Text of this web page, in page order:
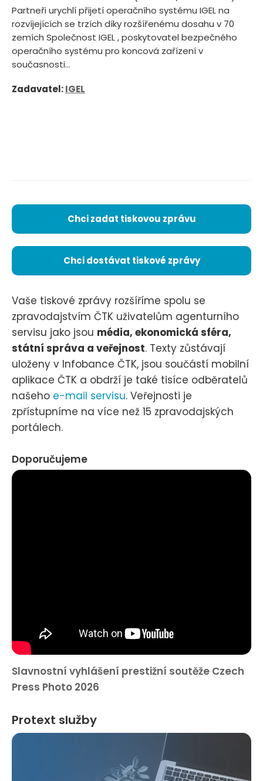
Partneři urychlí přijetí operačního systému IGEL na
rozvíjejících se trzích díky rozšířenému dosahu v 70
zemích Společnost IGEL , poskytovatel bezpečného
operačního systému pro koncová zařízení v
současnosti...
Zadavatel:IGEL
Chci zadat tiskovou zprávu
Chci dostávat tiskové zprávy
Vaše tiskové zprávy rozšíříme spolu se
zpravodajstvím ČTK uživatelům agenturního
servisu jako jsou média, ekonomická sféra,
státní správa a veřejnost. Texty zůstávají
uloženy v Infobance ČTK, jsou součástí mobilní
aplikace ČTK a obdrží je také tisíce odběratelů
našeho e-mail servisu. Veřejnosti je
zpřístupníme na více než 15 zpravodajských
portálech.
Doporučujeme
Slavnostní vyhlášení prestižní soutěže Czech
Press Photo 2026
Protext služby